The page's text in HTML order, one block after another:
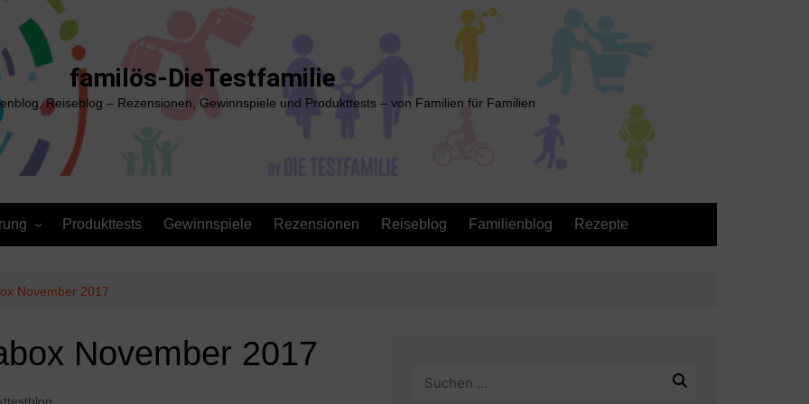
familös-DieTestfamilie
Reiseblog – Rezensionen, Gewinnspiele und Produkttests – von Familien für Familien
Produkttests Gewinnspiele Rezensionen Reiseblog Familienblog Rezepte
November 2017
November 2017